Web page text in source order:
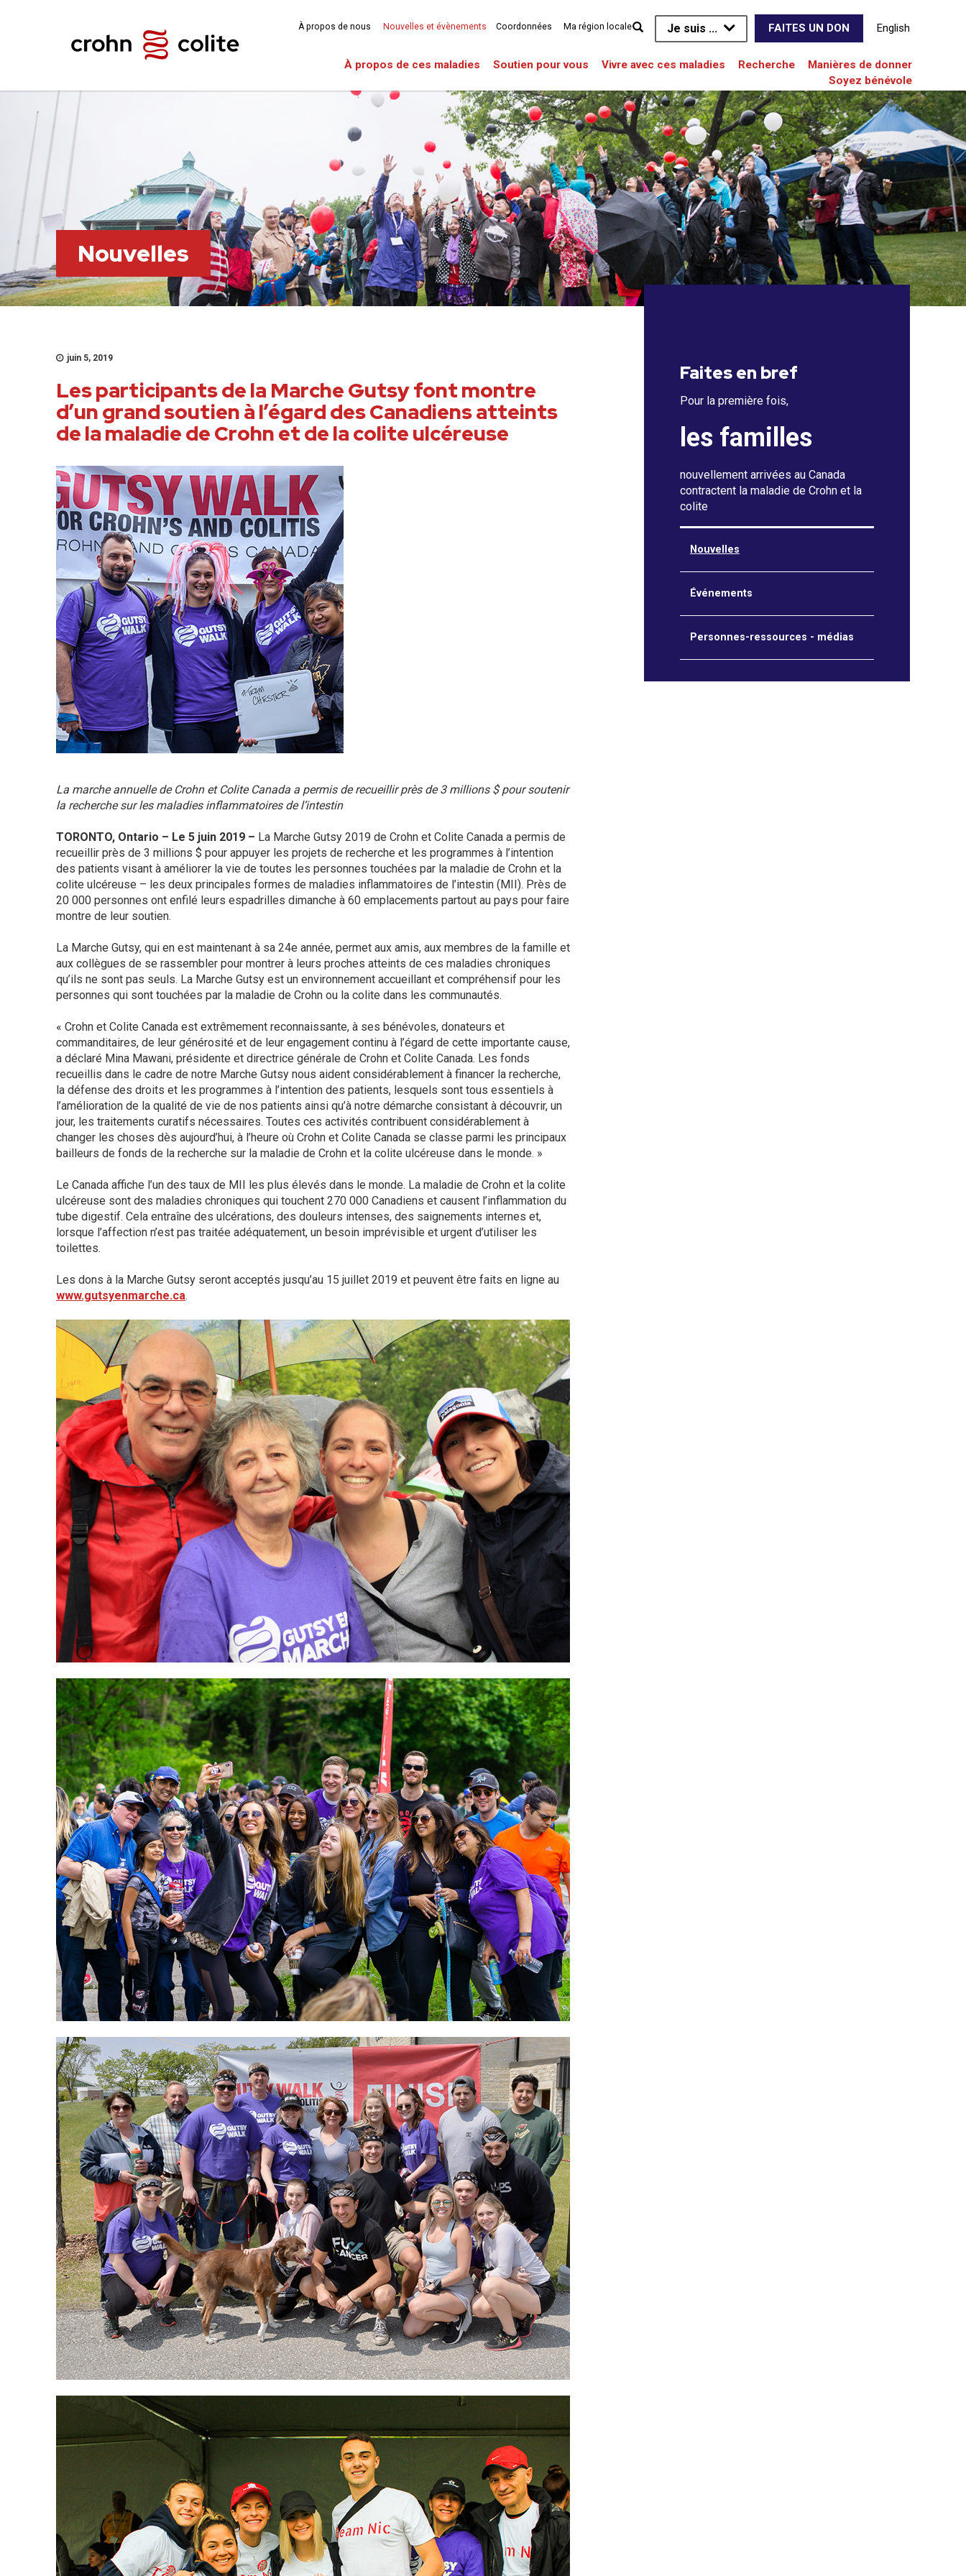
Je suis ... FAITES UN DON English
À propos de ces maladies Soutien pour vous Vivre avec ces maladies Recherche
Manières de donner
Soyez bénévole
À propos de nous Nouvelles et évènements Coordonnées Ma région locale
Nouvelles
juin 5, 2019
Les participants de la Marche Gutsy font montre
d’un grand soutien à l’égard des Canadiens atteints
de la maladie de Crohn et de la colite ulcéreuse
La marche annuelle de Crohn et Colite Canada a permis de recueillir près de 3 millions $ pour soutenir
la recherche sur les maladies inflammatoires de l’intestin
TORONTO, Ontario – Le 5 juin 2019 – La Marche Gutsy 2019 de Crohn et Colite Canada a permis de
recueillir près de 3 millions $ pour appuyer les projets de recherche et les programmes à l’intention
des patients visant à améliorer la vie de toutes les personnes touchées par la maladie de Crohn et la
colite ulcéreuse – les deux principales formes de maladies inflammatoires de l’intestin (MII). Près de
20 000 personnes ont enfilé leurs espadrilles dimanche à 60 emplacements partout au pays pour faire
montre de leur soutien.
La Marche Gutsy, qui en est maintenant à sa 24e année, permet aux amis, aux membres de la famille et
aux collègues de se rassembler pour montrer à leurs proches atteints de ces maladies chroniques
qu’ils ne sont pas seuls. La Marche Gutsy est un environnement accueillant et compréhensif pour les
personnes qui sont touchées par la maladie de Crohn ou la colite dans les communautés.
« Crohn et Colite Canada est extrêmement reconnaissante, à ses bénévoles, donateurs et
commanditaires, de leur générosité et de leur engagement continu à l’égard de cette importante cause,
a déclaré Mina Mawani, présidente et directrice générale de Crohn et Colite Canada. Les fonds
recueillis dans le cadre de notre Marche Gutsy nous aident considérablement à financer la recherche,
la défense des droits et les programmes à l’intention des patients, lesquels sont tous essentiels à
l’amélioration de la qualité de vie de nos patients ainsi qu’à notre démarche consistant à découvrir, un
jour, les traitements curatifs nécessaires. Toutes ces activités contribuent considérablement à
changer les choses dès aujourd’hui, à l’heure où Crohn et Colite Canada se classe parmi les principaux
bailleurs de fonds de la recherche sur la maladie de Crohn et la colite ulcéreuse dans le monde. »
Le Canada affiche l’un des taux de MII les plus élevés dans le monde. La maladie de Crohn et la colite
ulcéreuse sont des maladies chroniques qui touchent 270 000 Canadiens et causent l’inflammation du
tube digestif. Cela entraîne des ulcérations, des douleurs intenses, des saignements internes et,
lorsque l’affection n’est pas traitée adéquatement, un besoin imprévisible et urgent d’utiliser les
toilettes.
Les dons à la Marche Gutsy seront acceptés jusqu’au 15 juillet 2019 et peuvent être faits en ligne au
www.gutsyenmarche.ca.
Faites en bref
Pour la première fois,
les familles
nouvellement arrivées au Canada
contractent la maladie de Crohn et la
colite
Nouvelles
Événements
Personnes-ressources - médias